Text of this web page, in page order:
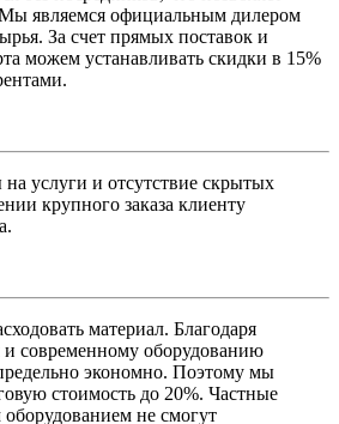
являемся официальным дилером
За счет прямых поставок и
можем устанавливать скидки в 15%
услуги и отсутствие скрытых
крупного заказа клиенту
материал. Благодаря
современному оборудованию
экономно. Поэтому мы
стоимость до 20%. Частные
не смогут